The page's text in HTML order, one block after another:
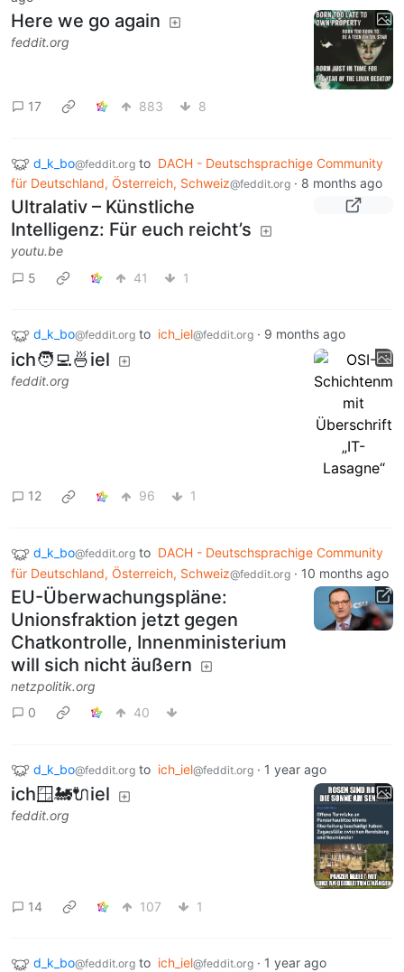
Here we go again
feddit.org
17 883 8
d_k_bo@feddit.org to DACH - Deutschsprachige Community
für Deutschland, Österreich, Schweiz@feddit.org · 8 months ago
Ultralativ – Künstliche
Intelligenz: Für euch reicht’s
youtu.be
5
41 1
d_k_bo@feddit.org to ich_iel@feddit.org · 9 months ago
ich🧑‍💻🍜iel
feddit.org
12 96 1
d_k_bo@feddit.org to DACH - Deutschsprachige Community
für Deutschland, Österreich, Schweiz@feddit.org · 10 months ago
EU-Überwachungspläne:
Unionsfraktion jetzt gegen
Chatkontrolle, Innenministerium
will sich nicht äußern
netzpolitik.org
0
40
d_k_bo@feddit.org to ich_iel@feddit.org · 1 year ago
ich🪟🚂🔌iel
feddit.org
14 107 1
d_k_bo@feddit.org to ich_iel@feddit.org · 1 year ago